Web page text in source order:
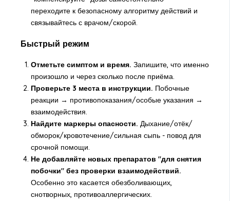
переходите к безопасному алгоритму действий и
связывайтесь с врачом/скорой.
Быстрый режим
Отметьте симптом и время. Запишите, что именно
произошло и через сколько после приёма.
Проверьте 3 места в инструкции. Побочные
реакции → противопоказания/особые указания →
взаимодействия.
Найдите маркеры опасности. Дыхание/отёк/
обморок/кровотечение/сильная сыпь - повод для
срочной помощи.
Не добавляйте новых препаратов "для снятия
побочки" без проверки взаимодействий.
Особенно это касается обезболивающих,
снотворных, противоаллергических.